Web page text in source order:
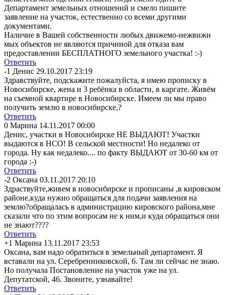
Департамент земельных отношений и смело пишите
заявление на участок, естественно со всеми другими
документами.
Наличие в Вашей собственности любых движемо-нежвижи
мых объектов не являются причиной для отказа вам
предоставлении БЕСПЛАТНОГО земельного участка! :-)
Ответить
-1 Денис 29.10.2017 23:19
Здравствуйте, подскажите пожалуйста, я имею прописку в
Новосибирске, жена и 3 ребёнка в области, в каргате. Живём
на съемной квартире в Новосибирске. Имеем ли мы право
получить землю в новосибирске,?
Ответить
0 Марина 14.11.2017 00:00
Денис, участки в Новосибирске НЕ ВЫДАЮТ! Участки
выдаются в НСО! В сельской местности! Но недалеко от
города. Ну как недалеко.... по факту ВЫДАЮТ от 30-60 км от
города :-)
Ответить
-2 Оксана 03.11.2017 20:10
Здраствуйте,живем в новосибирске и прописаны ,в кировском
районе,куда нужно обращаться для подачи заявления на
землю?обращалась в администрацию кировского района,мне
сказали что по этим вопросам не к ним,и куда обращаться они
не знают????
Ответить
+1 Марина 13.11.2017 23:53
Оксана, вам надо обратиться в земельный департамент. Я
вставали на ул. Серебренниковской, 6. Там ли сейчас не знаю.
Но получала Постановление на участок уже на ул.
Депутатской, 46. Звоните, узнавайте!
Ответить